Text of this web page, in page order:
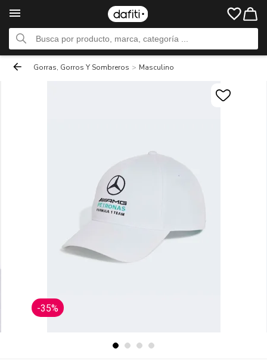
Gorras, Gorros Y Sombreros > Masculino
-35%